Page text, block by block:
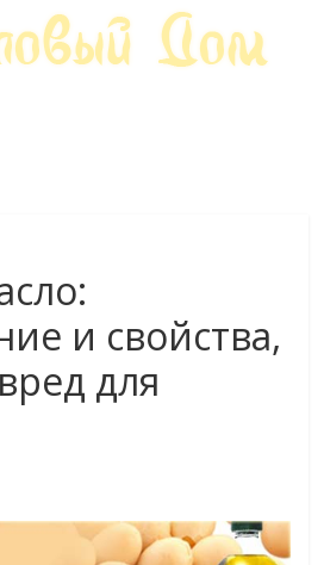
и свойства,
для